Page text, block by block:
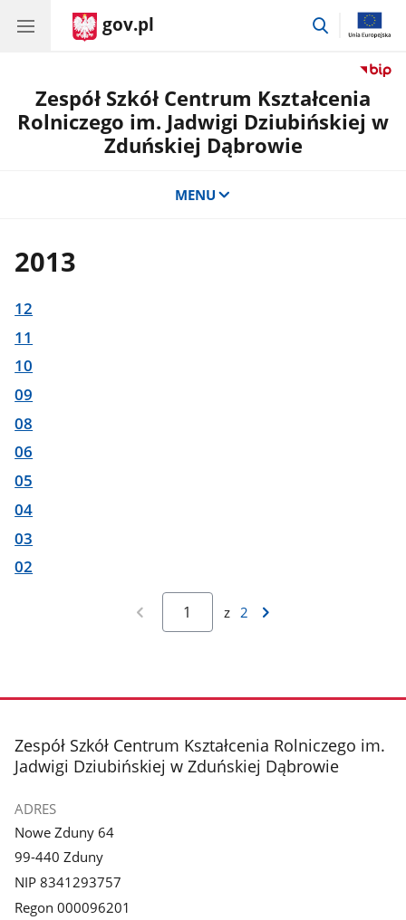
gov.pl
przejdź
Zespół Szkół Centrum Kształcenia
Rolniczego im. Jadwigi Dziubińskiej w
Zduńskiej Dąbrowie
MENU
2013
12
11
10
09
08
06
05
04
03
02
z 2
stopka
Zespół Szkół Centrum Kształcenia Rolniczego im.
Jadwigi Dziubińskiej w Zduńskiej Dąbrowie
ADRES
Nowe Zduny 64
99-440 Zduny
NIP 8341293757
Regon 000096201